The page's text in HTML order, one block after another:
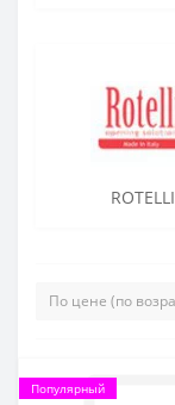
ROTELLI
Популярный